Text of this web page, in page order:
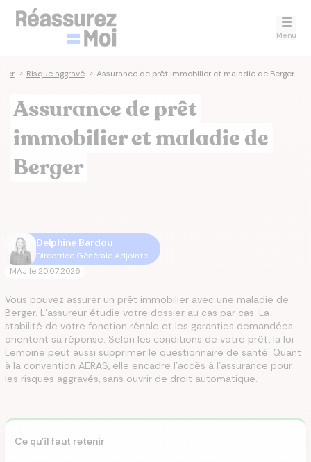
Menu
> Risque aggravé > Assurance de prêt immobilier et maladie de Berger
Assurance de prêt
immobilier et maladie de
Berger
Delphine Bardou
Directrice Générale Adjointe
MAJ le 20.07.2026
Vous pouvez assurer un prêt immobilier avec une maladie de
Berger. L'assureur étudie votre dossier au cas par cas. La
stabilité de votre fonction rénale et les garanties demandées
orientent sa réponse. Selon les conditions de votre prêt, la loi
Lemoine peut aussi supprimer le questionnaire de santé. Quant
à la convention AERAS, elle encadre l'accès à l'assurance pour
les risques aggravés, sans ouvrir de droit automatique.
Ce qu'il faut retenir